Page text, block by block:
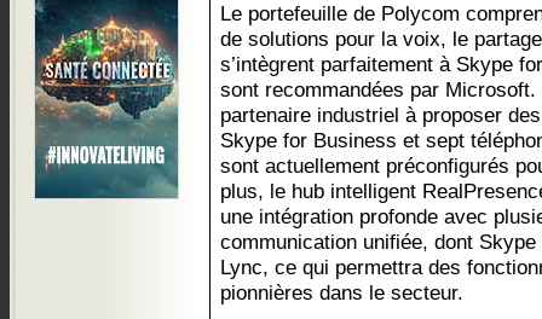
Le portefeuille de Polycom
de solutions pour la voix, le
s’intègrent parfaitement à Skype
sont recommandées par
partenaire industriel à proposer
Skype for Business et sept
sont actuellement préconfigurés
plus, le hub intelligent
une intégration profonde avec
communication unifiée, dont
Lync, ce qui permettra des
pionnières dans le secteur.